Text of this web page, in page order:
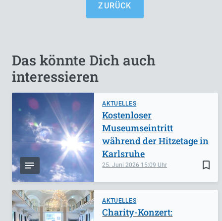
ZURÜCK
Das könnte Dich auch
interessieren
AKTUELLES
bookmark_border
25. Juni 2026 15:09
Kostenloser
Museumseintritt
während der Hitzetage in
Karlsruhe
AKTUELLES
Charity-Konzert: